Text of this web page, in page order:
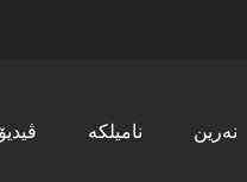
ڤیدیۆ نامیلکە نەرین